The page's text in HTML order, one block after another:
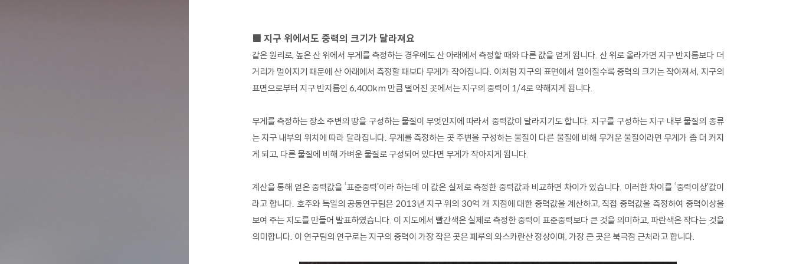
■ 지구 위에서도 중력의 크기가 달라져요
같은 원리로, 높은 산 위에서 무게를 측정하는 경우에도 산 아래에서 측정할 때와 다른 값을 얻게 됩니다. 산 위로 올라가면 지구 반지름보다 더
거리가 멀어지기 때문에 산 아래에서 측정할 때보다 무게가 작아집니다. 이처럼 지구의 표면에서 멀어질수록 중력의 크기는 작아져서, 지구의
표면으로부터 지구 반지름인 6,400km 만큼 떨어진 곳에서는 지구의 중력이 1/4로 약해지게 됩니다.
무게를 측정하는 장소 주변의 땅을 구성하는 물질이 무엇인지에 따라서 중력값이 달라지기도 합니다. 지구를 구성하는 지구 내부 물질의 종류
는 지구 내부의 위치에 따라 달라집니다. 무게를 측정하는 곳 주변을 구성하는 물질이 다른 물질에 비해 무거운 물질이라면 무게가 좀 더 커지
게 되고, 다른 물질에 비해 가벼운 물질로 구성되어 있다면 무게가 작아지게 됩니다.
계산을 통해 얻은 중력값을 ‘표준중력’이라 하는데 이 값은 실제로 측정한 중력값과 비교하면 차이가 있습니다. 이러한 차이를 ‘중력이상’값이
라고 합니다. 호주와 독일의 공동연구팀은 2013년 지구 위의 30억 개 지점에 대한 중력값을 계산하고, 직접 중력값을 측정하여 중력이상을
보여 주는 지도를 만들어 발표하였습니다. 이 지도에서 빨간색은 실제로 측정한 중력이 표준중력보다 큰 것을 의미하고, 파란색은 작다는 것을
의미합니다. 이 연구팀의 연구로는 지구의 중력이 가장 작은 곳은 페루의 와스카란산 정상이며, 가장 큰 곳은 북극점 근처라고 합니다.